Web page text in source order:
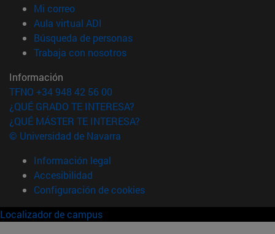
Mi correo(abre en nueva ventana)
Aula virtual ADI
Búsqueda de personas(abre en nueva ventana)
Trabaja con nosotros(abre en nueva ventana)
Información
TFNO +34 948 42 56 00
¿QUÉ GRADO TE INTERESA?
¿QUÉ MÁSTER TE INTERESA?
© Universidad de Navarra
Información legal
Accesibilidad
Configuración de cookies
Localizador de campus